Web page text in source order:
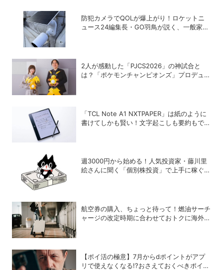
防犯カメラでQOLが爆上がり！ロケットニ
ュース24編集長・GO羽鳥が説く、一般家庭
2人が感動した「PJCS2026」の神試合と
は？「ポケモンチャンピオンズ」プロデュー
「TCL Note A1 NXTPAPER」は紙のように
書けてしかも賢い！文字起こしも要約もでき
週3000円から始める！人気投資家・藤川里
絵さんに聞く「個別株投資」で上手に稼ぐヒ
航空券の購入、ちょっと待って！燃油サーチ
ャージの改定時期に合わせておトクに海外航
【ポイ活の極意】7月からdポイントがアプ
リで使えなくなる!?おさえておくべきポイン